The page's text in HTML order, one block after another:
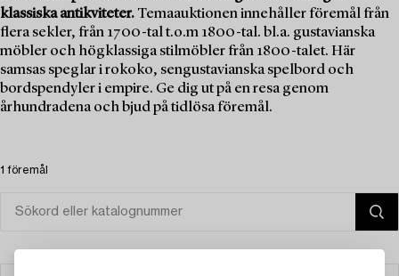
klassiska antikviteter. Temaauktionen innehåller föremål från
flera sekler, från 1700-tal t.o.m 1800-tal. bl.a. gustavianska
möbler och högklassiga stilmöbler från 1800-talet. Här
samsas speglar i rokoko, sengustavianska spelbord och
bordspendyler i empire. Ge dig ut på en resa genom
århundradena och bjud på tidlösa föremål.
1 föremål